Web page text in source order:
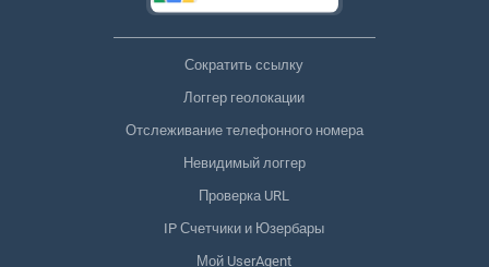
Сократить ссылку
Логгер геолокации
Отслеживание телефонного номера
Невидимый логгер
Проверка URL
IP Счетчики и Юзербары
Мой UserAgent